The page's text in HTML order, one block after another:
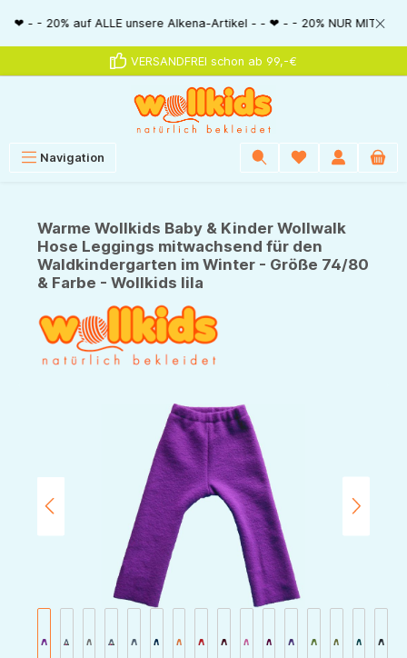
springen
auf ALLE unsere Alkena-Artikel - - ❤ - - 20% NUR MIT
VERSANDFREI schon ab 99,-€
Navigation
Warme Wollkids Baby & Kinder Wollwalk
Hose Leggings mitwachsend für den
Waldkindergarten im Winter - Größe 74/80
& Farbe - Wollkids lila
Bildergalerie überspringen